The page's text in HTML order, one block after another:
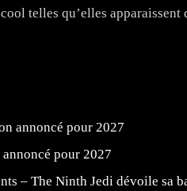
telles qu’elles
pour 2027